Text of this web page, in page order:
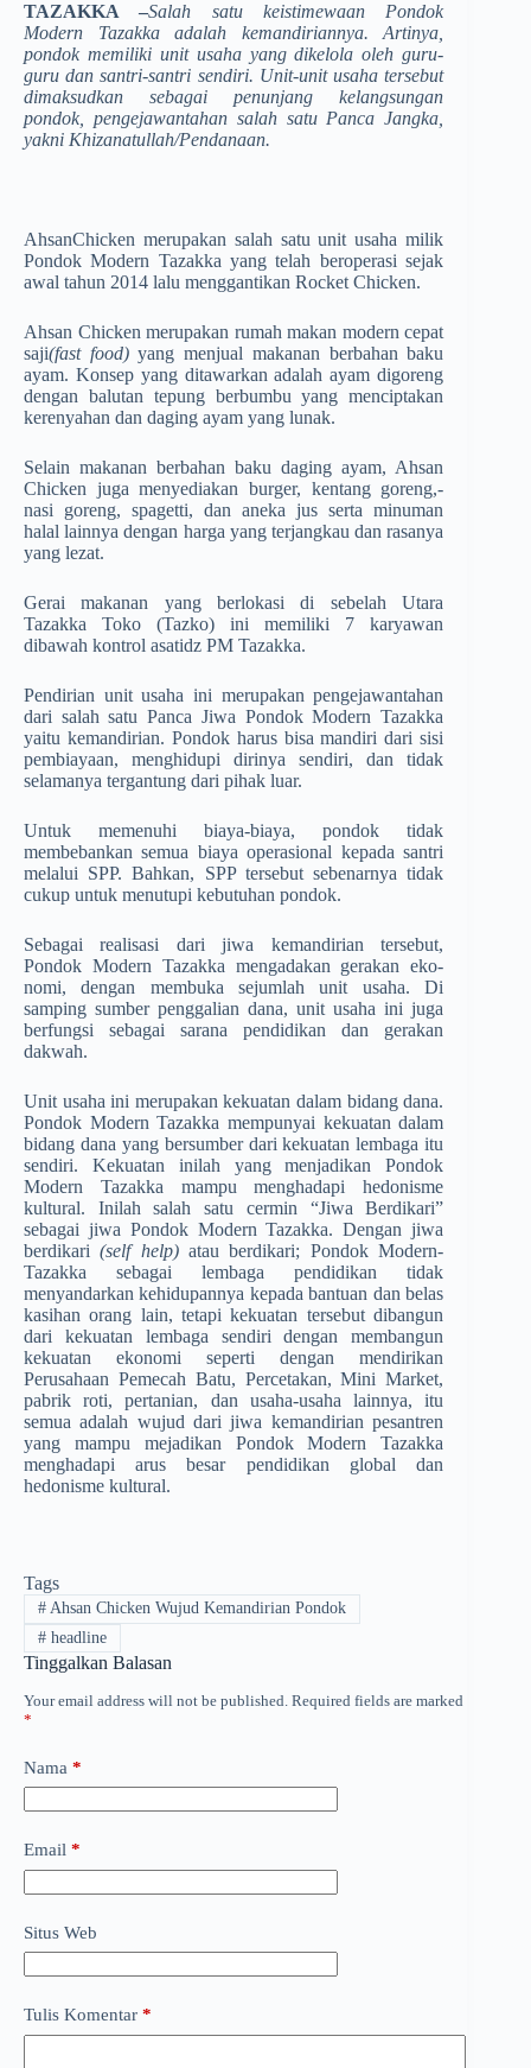
TAZAKKA –Salah satu keistimewaan Pondok
Modern Tazakka adalah kemandiriannya. Artinya,
pondok memiliki unit usaha yang dikelola oleh guru-
guru dan santri-santri sendiri. Unit-unit usaha tersebut
dimaksudkan sebagai penunjang kelangsungan
pondok, pengejawantahan salah satu Panca Jangka,
yakni Khizanatullah/Pendanaan.
AhsanChicken merupakan salah satu unit usaha milik
Pondok Modern Tazakka yang telah beroperasi sejak
awal tahun 2014 lalu menggantikan Rocket Chicken.
Ahsan Chicken merupakan rumah makan modern cepat
saji(fast food)yang menjual makanan berbahan baku
ayam. Konsep yang ditawarkan adalah ayam digoreng
dengan balutan tepung berbumbu yang menciptakan
kerenyahan dan daging ayam yang lunak.
Selain makanan berbahan baku daging ayam, Ahsan
Chicken juga me­nyediakan burger, kentang go­reng,­
nasi goreng, spagetti,­ dan a­neka­ jus serta minuman
halal­ lainnya­ dengan harga yang terjangkau­ dan rasanya
yang lezat.
Gerai makanan yang berlokasi di sebelah Utara
Tazakka Toko (Tazko) ini memiliki 7 karyawan
dibawah kontrol asatidz PM Tazakka.
Pendirian unit usaha ini meru­pakan pengejawantah­an
dari salah satu Panca Jiwa Pondok Modern­ Tazakka
yaitu kemandirian. Pondok harus bisa mandiri dari sisi
pembia­yaan, menghidupi dirinya sendiri, dan tidak
selamanya tergantung dari pihak luar.
Untuk memenuhi biaya-biaya, pondok tidak
membebankan semua biaya operasional kepada santri
melalui SPP. Bahkan, SPP tersebut sebenarnya tidak
cukup untuk menutupi kebutuhan pondok.
Sebagai realisasi dari jiwa kemandirian tersebut,
Pondok Modern­ Tazakka mengadakan gerakan eko­
nomi, dengan membuka sejumlah­ unit usaha. Di
samping sumber peng­galian dana, unit usaha ini juga
berfungsi sebagai sarana pendi­dikan­ dan gerakan
dakwah.
Unit usaha ini merupakan keku­atan­ dalam bidang dana.
Pondok­ Modern Tazakka mempunyai ke­kuat­an dalam
bidang dana yang bersumber dari kekuatan lembaga itu
sendiri. Kekuatan inilah yang menja­dikan Pondok
Modern Tazakka­ mampu menghadapi hedonisme
kultural. Inilah salah satu cermin “Jiwa Berdikari”
sebagai jiwa Pondok Modern­ Tazakka. Dengan jiwa
berdikari(self help)atau berdikari; Pondok Modern­
Tazakka sebagai lembaga pendidikan tidak
menyandarkan kehidupannya kepada bantuan dan belas
kasihan orang lain, tetapi kekuatan tersebut dibangun
dari kekuatan lembaga sendiri dengan membangun
kekuatan ekonomi seperti dengan mendirikan
Perusahaan Pemecah Batu, Percetakan, Mini Market,
pabrik roti, pertanian, dan usaha-usaha lainnya, itu
semua adalah wujud dari jiwa kemandirian pesantren
yang mampu mejadikan Pondok Modern Tazakka
menghadapi arus besar pendidikan global dan
hedonisme kultural.
Tags
#Ahsan Chicken Wujud Kemandirian Pondok
#headline
Tinggalkan Balasan
Your email address will not be published. Required fields are marked
*
Nama *
Email *
Situs Web
Tulis Komentar *